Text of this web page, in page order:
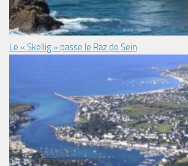
Le « Skellig » passe le Raz de Sein